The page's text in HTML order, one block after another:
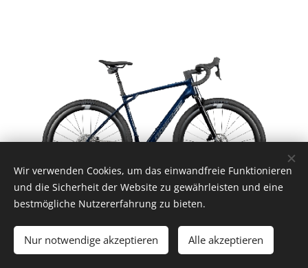
Lapierre Crosshill XL
Wir verwenden Cookies, um das einwandfreie Funktionieren
und die Sicherheit der Website zu gewährleisten und eine
bestmögliche Nutzererfahrung zu bieten.
Nur notwendige akzeptieren Alle akzeptieren